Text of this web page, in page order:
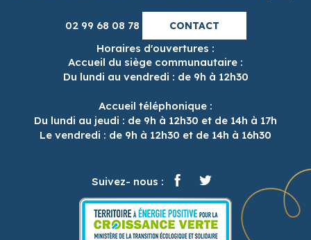
02 99 68 08 78 CONTACT
Horaires d'ouvertures :
Accueil du siège communautaire :
Du lundi au vendredi : de 9h à 12h30
Accueil téléphonique :
Du lundi au jeudi : de 9h à 12h30 et de 14h à 17h
Le vendredi : de 9h à 12h30 et de 14h à 16h30
Suivez- nous :